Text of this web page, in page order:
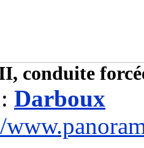
conduite
Darboux